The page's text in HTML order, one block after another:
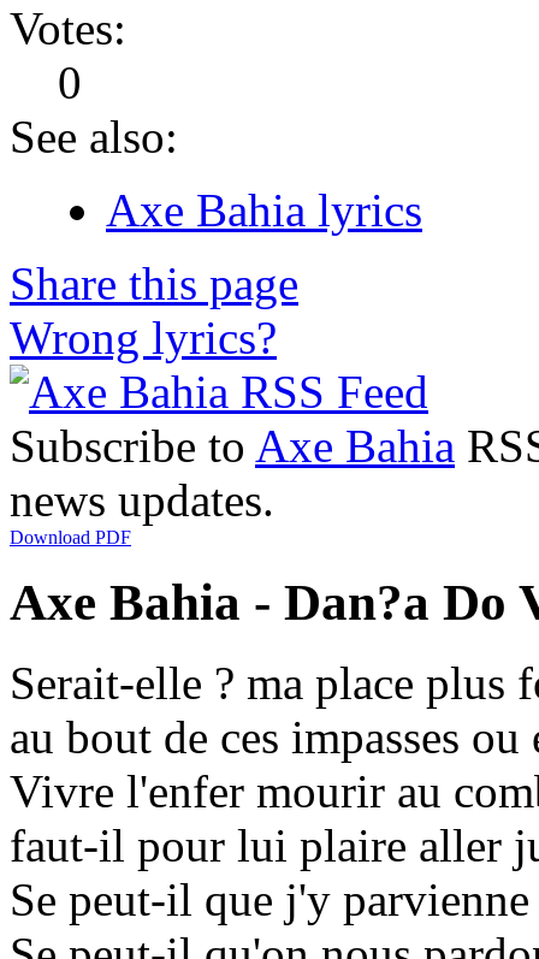
Votes:
0
See also:
Axe Bahia lyrics
Share this page
Wrong lyrics?
Subscribe to Axe Bahia
news updates.
Download PDF
Axe Bahia - Dan?a Do
Serait-elle ? ma place plus
au bout de ces impasses
Vivre l'enfer mourir au
faut-il pour lui plaire aller
Se peut-il que j'y parvienne